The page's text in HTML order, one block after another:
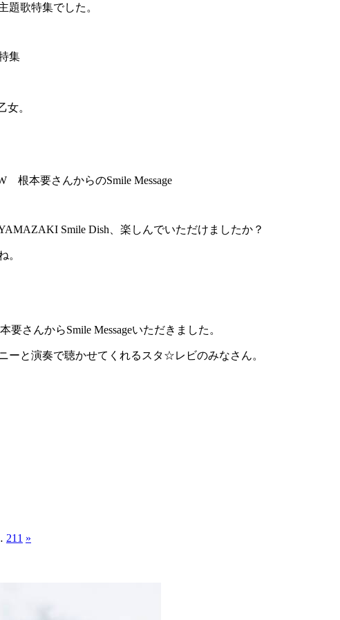
題歌特集でした。
集
女。
根本要さんからのSmile Message
Smile Dish、楽しんでいただけましたか？
。
さんからSmile Messageいただきました。
ーと演奏で聴かせてくれるスタ☆レビのみなさん。
211 »